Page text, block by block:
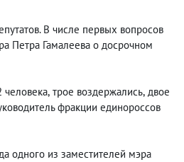
В числе первых вопросов
Петра Гамалеева о досрочном
человека, трое воздержались, двое
фракции единороссов
одного из заместителей мэра